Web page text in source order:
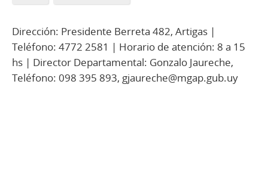
Dirección: Presidente Berreta 482, Artigas |
Teléfono: 4772 2581 | Horario de atención: 8 a 15
hs | Director Departamental: Gonzalo Jaureche,
Teléfono: 098 395 893, gjaureche@mgap.gub.uy